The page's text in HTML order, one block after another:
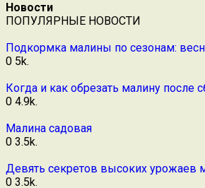
Новости
ПОПУЛЯРНЫЕ НОВОСТИ
Подкормка малины по сезонам:
0 5k.
Когда и как обрезать малину после
0 4.9k.
Малина садовая
0 3.5k.
Девять секретов высоких урожаев
0 3.5k.